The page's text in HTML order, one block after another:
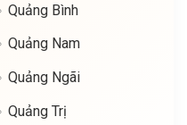
Quảng Bình
Quảng Nam
Quảng Ngãi
Quảng Trị